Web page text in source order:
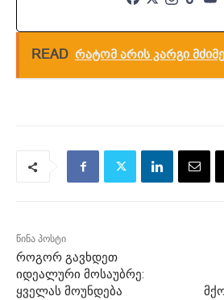
READ რატომ არის კარგი
წინა პოსტი
როგორ გავხდეთ
იდეალური მოსაუბრე:
ყველას მოუნდება